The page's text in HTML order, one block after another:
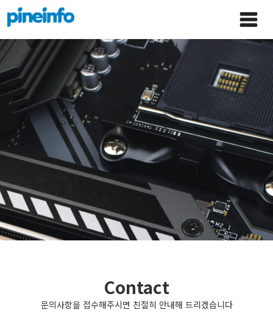
콘텐츠로
건너뛰기
Main
Menu
Contact
문의사항을 접수해주시면 친절히 안내해 드리겠습니다
파인인포 홈으로 이동